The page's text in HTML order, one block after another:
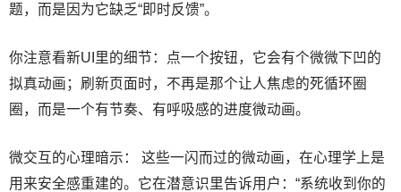
题，而是因为它缺乏“即时反馈”。
你注意看新UI里的细节：点一个按钮，它会有个微微下凹的
拟真动画；刷新页面时，不再是那个让人焦虑的死循环圈
圈，而是一个有节奏、有呼吸感的进度微动画。
微交互的心理暗示： 这些一闪而过的微动画，在心理学上是
用来安全感重建的。它在潜意识里告诉用户：“系统收到你的